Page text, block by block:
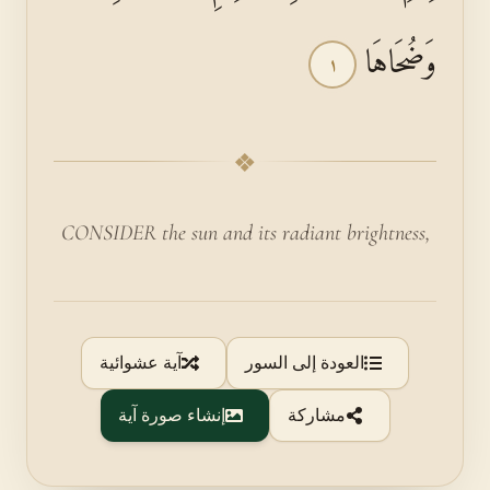
وَضُحَاهَا ١
❖
CONSIDER the sun and its radiant brightness,
العودة إلى السور آية عشوائية
مشاركة إنشاء صورة آية